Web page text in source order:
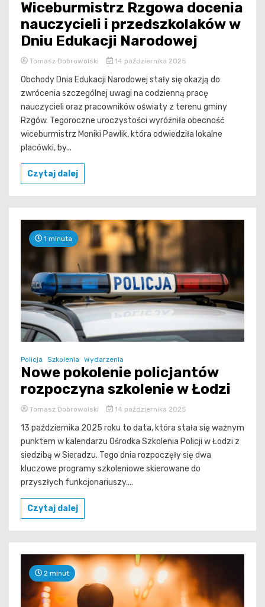
Wiceburmistrz Rzgowa docenia
nauczycieli i przedszkolaków w
Dniu Edukacji Narodowej
Tomasz Dobrowolski 14 października 2025
Obchody Dnia Edukacji Narodowej stały się okazją do
zwrócenia szczególnej uwagi na codzienną pracę
nauczycieli oraz pracowników oświaty z terenu gminy
Rzgów. Tegoroczne uroczystości wyróżniła obecność
wiceburmistrz Moniki Pawlik, która odwiedziła lokalne
placówki, by...
Czytaj dalej
1 minuta
Policja Szkolenia Wydarzenia
Nowe pokolenie policjantów
rozpoczyna szkolenie w Łodzi
Tomasz Dobrowolski 14 października 2025
13 października 2025 roku to data, która stała się ważnym
punktem w kalendarzu Ośrodka Szkolenia Policji w Łodzi z
siedzibą w Sieradzu. Tego dnia rozpoczęły się dwa
kluczowe programy szkoleniowe skierowane do
przyszłych funkcjonariuszy....
Czytaj dalej
2 minut